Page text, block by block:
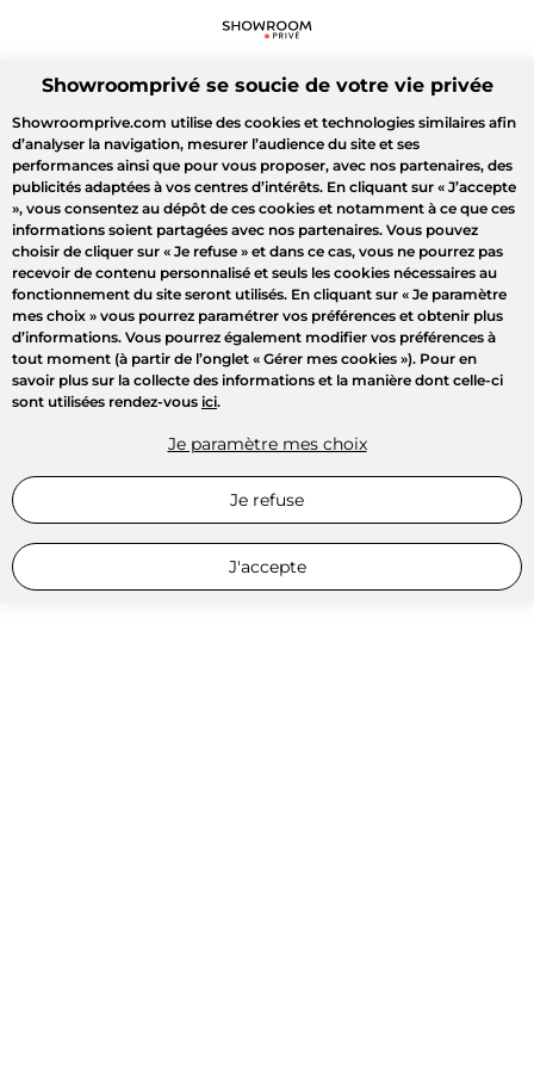
Showroomprivé se soucie de votre vie privée
Showroomprive.com utilise des cookies et technologies similaires afin
d’analyser la navigation, mesurer l’audience du site et ses
performances ainsi que pour vous proposer, avec nos partenaires, des
publicités adaptées à vos centres d’intérêts. En cliquant sur « J’accepte
», vous consentez au dépôt de ces cookies et notamment à ce que ces
informations soient partagées avec nos partenaires. Vous pouvez
choisir de cliquer sur « Je refuse » et dans ce cas, vous ne pourrez pas
recevoir de contenu personnalisé et seuls les cookies nécessaires au
fonctionnement du site seront utilisés. En cliquant sur « Je paramètre
mes choix » vous pourrez paramétrer vos préférences et obtenir plus
d’informations. Vous pourrez également modifier vos préférences à
tout moment (à partir de l’onglet « Gérer mes cookies »). Pour en
savoir plus sur la collecte des informations et la manière dont celle-ci
sont utilisées rendez-vous ici.
Je paramètre mes choix
Je refuse
J'accepte